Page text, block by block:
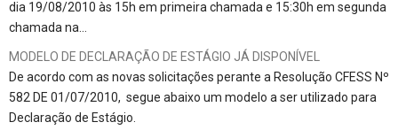
dia 19/08/2010 às 15h em primeira chamada e 15:30h em segunda
chamada na…
MODELO DE DECLARAÇÃO DE ESTÁGIO JÁ DISPONÍVEL
De acordo com as novas solicitações perante a Resolução CFESS Nº
582 DE 01/07/2010, segue abaixo um modelo a ser utilizado para
Declaração de Estágio.